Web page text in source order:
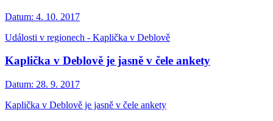
Datum: 4. 10. 2017
Události v regionech - Kaplička v Deblově
Kaplička v Deblově je jasně v čele ankety
Datum: 28. 9. 2017
Kaplička v Deblově je jasně v čele ankety